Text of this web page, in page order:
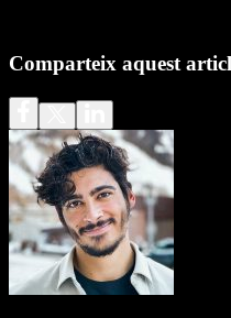
Comparteix aquest